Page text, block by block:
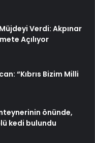
Verdi: Akpınar
Açılıyor
“Kıbrıs Bizim Milli
önünde,
kedi bulundu